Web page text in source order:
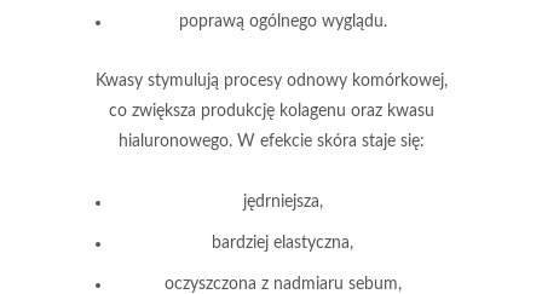
poprawą ogólnego wyglądu.
Kwasy stymulują procesy odnowy komórkowej,
co zwiększa produkcję kolagenu oraz kwasu
hialuronowego. W efekcie skóra staje się:
jędrniejsza,
bardziej elastyczna,
oczyszczona z nadmiaru sebum,